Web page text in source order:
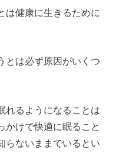
は健康に生きるために
とは必ず原因がいくつ
れるようになることは
かけで快適に眠ること
らないままでいるとい